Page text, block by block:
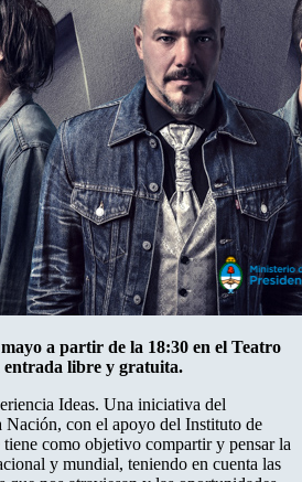
mayo a partir de la 18:30 en el Teatro
entrada libre y gratuita.
Ideas. Una iniciativa del
con el apoyo del Instituto de
como objetivo compartir y pensar la
y mundial, teniendo en cuenta las